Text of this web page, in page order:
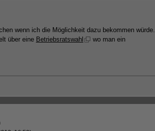
wenn ich die Möglichkeit dazu bekommen würde.
über eine Betriebsratswahl
wo man ein